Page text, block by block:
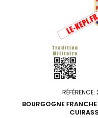
RÉFÉRENCE:
BOURGOGNE